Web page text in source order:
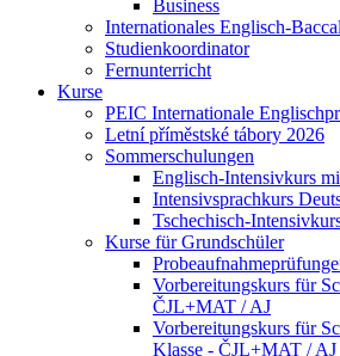
Business
Internationales Englisch-
Studienkoordinator
Fernunterricht
Kurse
PEIC Internationale
Letní příměstské tábory 2026
Sommerschulungen
Englisch-Intensivkurs
Intensivsprachkurs
Tschechisch-
Kurse für Grundschüler
Vorbereitungskurs für
ČJL+MAT / AJ
Vorbereitungskurs für
Klasse - ČJL+MAT / AJ